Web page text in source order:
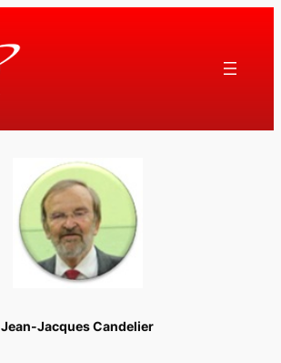
Jean-Jacques Candelier